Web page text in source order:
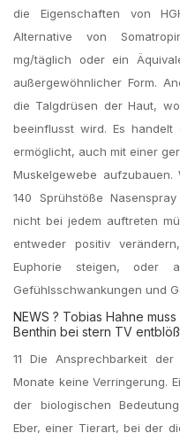
die Eigenschaften von
Alternative von
mg/täglich oder ein
außergewöhnlicher Form.
die Talgdrüsen der Haut,
beeinflusst wird. Es
ermöglicht, auch mit einer
Muskelgewebe
140 Sprühstöße
nicht bei jedem auftreten
entweder positiv
Euphorie steigen, oder
Gefühlsschwankungen und
NEWS ? Tobias Hahne
Benthin bei stern TV
11 Die Ansprechbarkeit
Monate keine Verringerung.
der biologischen
Eber, einer Tierart, bei der